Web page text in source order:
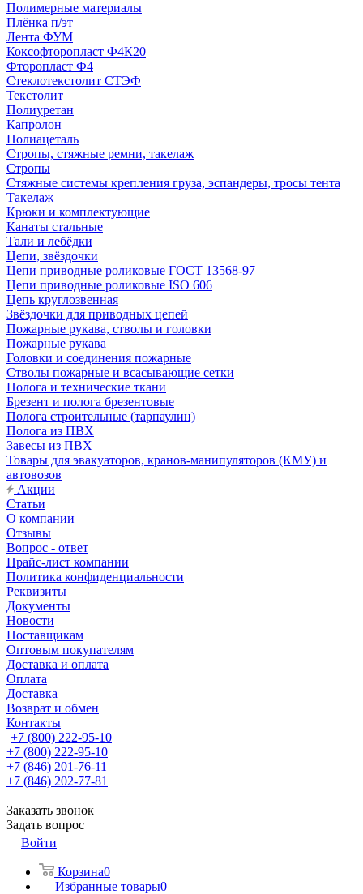
Полимерные материалы
Плёнка п/эт
Лента ФУМ
Коксофторопласт Ф4К20
Фторопласт Ф4
Стеклотекстолит СТЭФ
Текстолит
Полиуретан
Капролон
Полиацеталь
Стропы, стяжные ремни, такелаж
Стропы
Стяжные системы крепления груза, эспандеры, тросы тента
Такелаж
Крюки и комплектующие
Канаты стальные
Тали и лебёдки
Цепи, звёздочки
Цепи приводные роликовые ГОСТ 13568-97
Цепи приводные роликовые ISO 606
Цепь круглозвенная
Звёздочки для приводных цепей
Пожарные рукава, стволы и головки
Пожарные рукава
Головки и соединения пожарные
Стволы пожарные и всасывающие сетки
Полога и технические ткани
Брезент и полога брезентовые
Полога строительные (тарпаулин)
Полога из ПВХ
Завесы из ПВХ
Товары для эвакуаторов, кранов-манипуляторов (КМУ) и
автовозов
Акции
Статьи
О компании
Отзывы
Вопрос - ответ
Прайс-лист компании
Политика конфиденциальности
Реквизиты
Документы
Новости
Поставщикам
Оптовым покупателям
Доставка и оплата
Оплата
Доставка
Возврат и обмен
Контакты
+7 (800) 222-95-10
+7 (800) 222-95-10
+7 (846) 201-76-11
+7 (846) 202-77-81
Заказать звонок
Задать вопрос
Войти
Корзина0
Избранные товары0